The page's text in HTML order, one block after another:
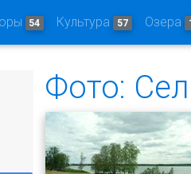
54 Культура 57 Озера
Фото: